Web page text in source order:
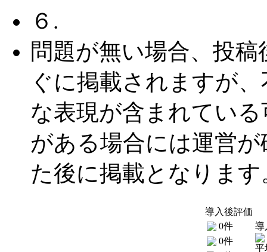
６.
問題が無い場合、投稿
ぐに掲載されますが
な表現が含まれている
がある場合には運営が
た後に掲載となります
導入後評価
0件
0件
導
平